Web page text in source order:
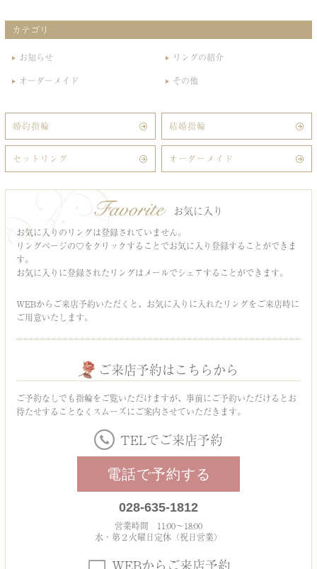
カテゴリ
お知らせ
リングの紹介
オーダーメイド
その他
婚約指輪 結婚指輪
セットリング オーダーメイド
お気に入り
お気に入りのリングは登録されていません。
リングページの♡をクリックすることでお気に入り登録することができま
す。
お気に入りに登録されたリングはメールでシェアすることができます。
WEBからご来店予約いただくと、お気に入りに入れたリングをご来店時に
ご用意いたします。
ご来店予約はこちらから
ご予約なしでも指輪をご覧いただけますが、事前にご予約いただけるとお
待たせすることなくスムーズにご案内させていただきます。
TELでご来店予約
電話で予約する
028-635-1812
営業時間 11:00～18:00
水・第２火曜日定休（祝日営業）
WEBからご来店予約